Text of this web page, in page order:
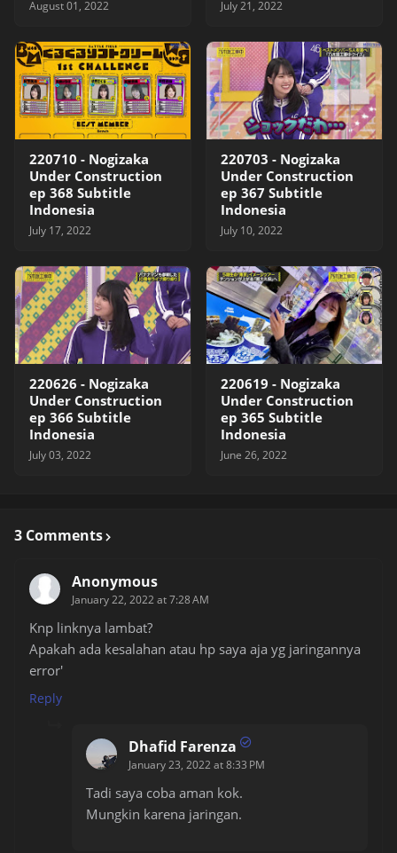
August 01, 2022 July 21, 2022
220710 - Nogizaka
Under Construction
ep 368 Subtitle
Indonesia
July 17, 2022
220703 - Nogizaka
Under Construction
ep 367 Subtitle
Indonesia
July 10, 2022
220626 - Nogizaka
Under Construction
ep 366 Subtitle
Indonesia
July 03, 2022
220619 - Nogizaka
Under Construction
ep 365 Subtitle
Indonesia
June 26, 2022
3 Comments
Anonymous
January 22, 2022 at 7:28 AM
Knp linknya lambat?
Apakah ada kesalahan atau hp saya aja yg jaringannya
error'
Reply
Dhafid Farenza
January 23, 2022 at 8:33 PM
Tadi saya coba aman kok.
Mungkin karena jaringan.